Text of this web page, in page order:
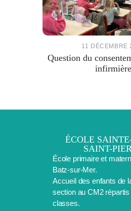
11 DÉCEMBRE
Question du
infirmière
ÉCOLE
SAINT-
École primaire et
Batz-sur-Mer.
Accueil des enfants de
section au CM2
classes.